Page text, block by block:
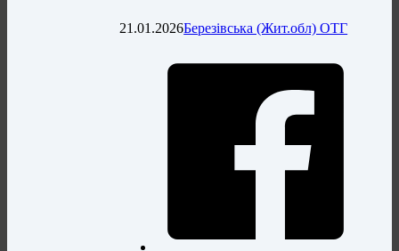
21.01.2026Березівська (Жит.обл) ОТГ